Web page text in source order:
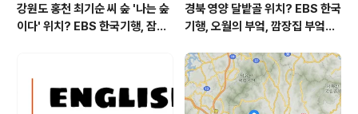
강원도 홍천 최기순 씨 숲 '나는 숲
이다' 위치? EBS 한국기행, 잠시
강원도 홍천군 가볼 만한 곳, (구)
까르돈, kbs 인간극장
경북 영양 달밭골 위치? EBS 한국
기행, 오월의 부엌, 깜장집 부엌은
어디? / 경상북도 영양군 가볼 만
한 곳, 영양읍 상원리. KBS 인간극
장 임분노미 할머니